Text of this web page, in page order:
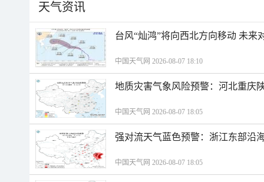
天气资讯
台风“灿鸿”将向西北方向移动 未来
中国天气网 2026-08-07 18:10
地质灾害气象风险预警：河北重庆
中国天气网 2026-08-07 18:05
强对流天气蓝色预警：浙江东部沿
中国天气网 2026-08-07 18:05